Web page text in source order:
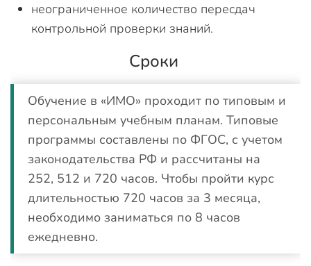
неограниченное количество пересдач
контрольной проверки знаний.
Сроки
Обучение в «ИМО» проходит по типовым и
персональным учебным планам. Типовые
программы составлены по ФГОС, с учетом
законодательства РФ и рассчитаны на
252, 512 и 720 часов. Чтобы пройти курс
длительностью 720 часов за 3 месяца,
необходимо заниматься по 8 часов
ежедневно.